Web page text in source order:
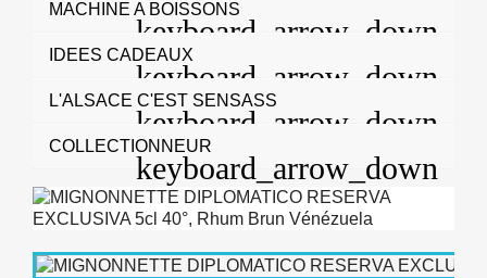
MACHINE A BOISSONS
IDEES CADEAUX
L'ALSACE C'EST SENSASS
COLLECTIONNEUR